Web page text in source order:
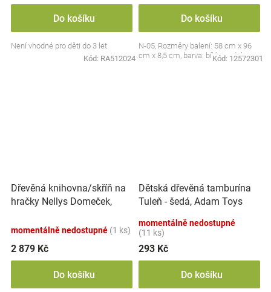
Do košíku
Není vhodné pro děti do 3 let
Kód: RA512024
Do košíku
N-05, Rozměry balení: 58 cm x 96
cm x 8,5 cm, barva: bílá, modrá
Kód: 12572301
Dřevěná knihovna/skříň na
hračky Nellys Domeček,
momentálně nedostupné (1 ks)
2 879 Kč
Do košíku
Dětská dřevěná tamburína
Tuleň - šedá, Adam Toys
momentálně nedostupné
(11 ks)
293 Kč
Do košíku